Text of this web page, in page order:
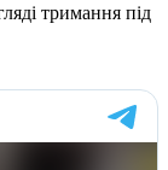
тримання під